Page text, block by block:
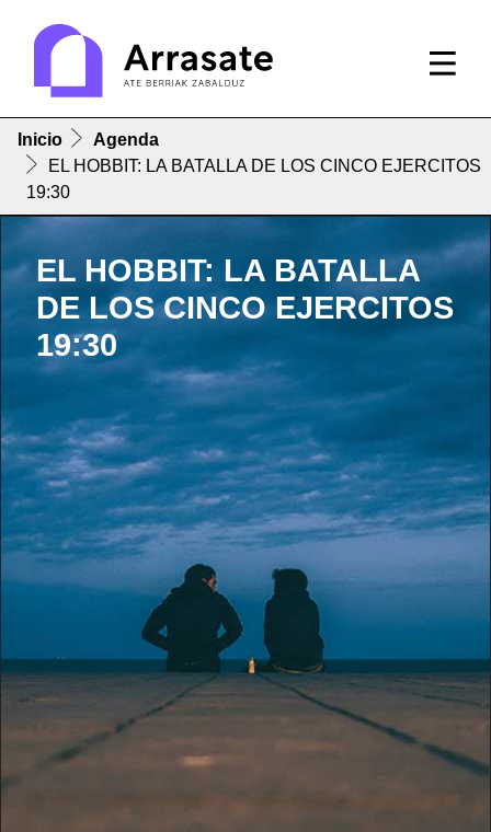
Inicio
Agenda
EL HOBBIT: LA BATALLA DE LOS CINCO EJERCITOS
19:30
EL HOBBIT: LA BATALLA
DE LOS CINCO EJERCITOS
19:30